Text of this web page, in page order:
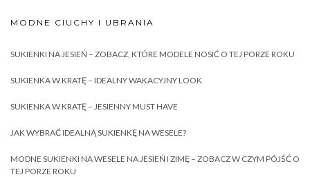
MODNE CIUCHY I UBRANIA
SUKIENKI NA JESIEŃ – ZOBACZ, KTÓRE MODELE NOSIĆ O TEJ PORZE ROKU
SUKIENKA W KRATĘ – IDEALNY WAKACYJNY LOOK
SUKIENKA W KRATĘ – JESIENNY MUST HAVE
JAK WYBRAĆ IDEALNĄ SUKIENKĘ NA WESELE?
MODNE SUKIENKI NA WESELE NA JESIEŃ I ZIMĘ – ZOBACZ W CZYM PÓJŚĆ O
TEJ PORZE ROKU